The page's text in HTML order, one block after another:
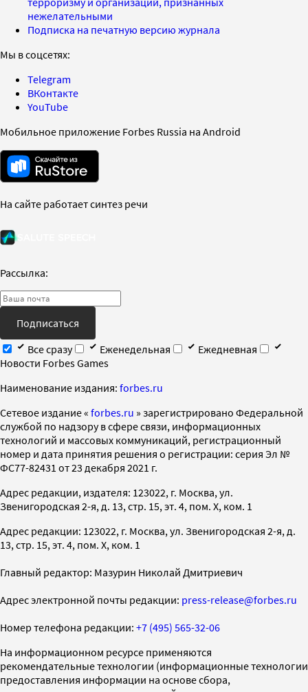
нежелательными
Подписка на печатную версию журнала
Мы в соцсетях:
Telegram
ВКонтакте
YouTube
Мобильное приложение Forbes Russia на Android
На сайте работает синтез речи
Рассылка:
Подписаться
Все сразу
Еженедельная
Ежедневная
Новости Forbes Games
Наименование издания: forbes.ru
Cетевое издание « forbes.ru » зарегистрировано Федеральной
службой по надзору в сфере связи, информационных
технологий и массовых коммуникаций, регистрационный
номер и дата принятия решения о регистрации: серия Эл №
ФС77-82431 от 23 декабря 2021 г.
Адрес редакции, издателя: 123022, г. Москва, ул.
Звенигородская 2-я, д. 13, стр. 15, эт. 4, пом. X, ком. 1
Адрес редакции: 123022, г. Москва, ул. Звенигородская 2-я, д.
13, стр. 15, эт. 4, пом. X, ком. 1
Главный редактор: Мазурин Николай Дмитриевич
Адрес электронной почты редакции: press-release@forbes.ru
Номер телефона редакции: +7 (495) 565-32-06
На информационном ресурсе применяются
рекомендательные технологии (информационные технологии
предоставления информации на основе сбора,